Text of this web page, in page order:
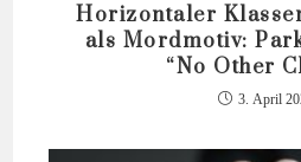
Horizontaler
als Mordmotiv:
“No Other
3. April